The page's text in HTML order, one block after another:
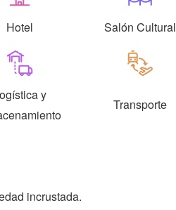
Hotel Salón Cultural
y
Transporte
incrustada.